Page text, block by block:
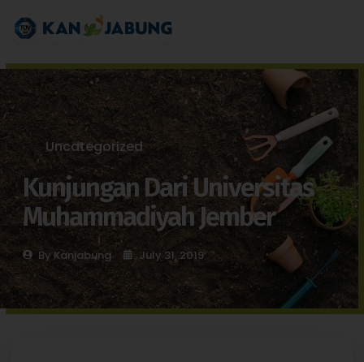
Uncategorized
Kunjungan Dari Universitas
Muhammadiyah Jember
By Kanjabung July 31, 2019